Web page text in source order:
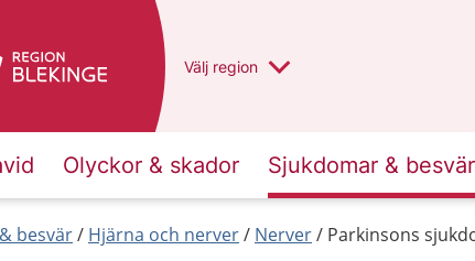
Du har valt region
Välj en annan
region
Olyckor & skador Sjukdomar & besvär
besvär Hjärna och nerver Nerver Parkinsons